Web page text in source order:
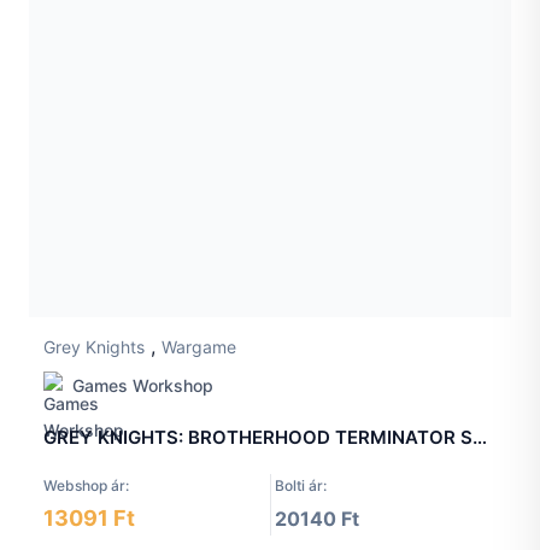
Grey Knights , Wargame
Games Workshop
GREY KNIGHTS: BROTHERHOOD TERMINATOR SQUAD
Webshop ár: Bolti ár:
13091 Ft 20140 Ft